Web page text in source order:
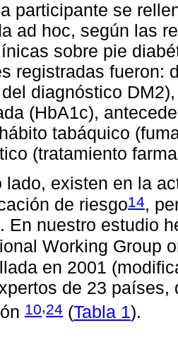
participante se
ad hoc, según las
sobre pie
registradas fueron:
diagnóstico
(HbA1c),
tabáquico
(tratamiento
lado, existen en la
de riesgo14,
En nuestro estudio
Working Group
en 2001
de 23
10,24 (Tabla 1).